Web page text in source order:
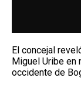
El concejal
Miguel Uribe en
occidente de